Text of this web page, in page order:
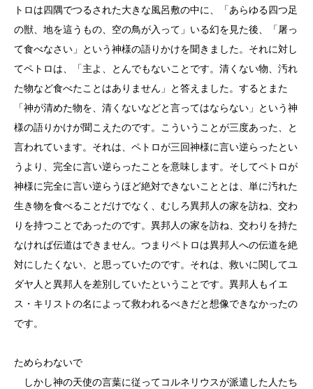
トロは四隅でつるされた大きな風呂敷の中に、「あらゆる四つ足
の獣、地を這うもの、空の鳥が入って」いる幻を見た後、「屠っ
て食べなさい」という神様の語りかけを聞きました。それに対し
てペトロは、「主よ、とんでもないことです。清くない物、汚れ
た物など食べたことはありません」と答えました。するとまた
「神が清めた物を、清くないなどと言ってはならない」という神
様の語りかけが聞こえたのです。こういうことが三度あった、と
言われています。それは、ペトロが三回神様に言い逆らったとい
うより、完全に言い逆らったことを意味します。そしてペトロが
神様に完全に言い逆らうほど絶対できないこととは、単に汚れた
生き物を食べることだけでなく、むしろ異邦人の家を訪ね、交わ
りを持つことであったのです。異邦人の家を訪ね、交わりを持た
なければ伝道はできません。つまりペトロは異邦人への伝道を絶
対にしたくない、と思っていたのです。それは、救いに関してユ
ダヤ人と異邦人を差別していたということです。異邦人もイエ
ス・キリストの名によって救われるべきだと想像できなかったの
です。
ためらわないで
しかし神の天使の言葉に従ってコルネリウスが派遣した人たち